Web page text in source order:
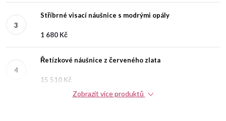
Stříbrné visací náušnice s modrými opály
1 680 Kč
Řetízkové náušnice z červeného zlata
15 510 Kč
Zobrazit více produktů